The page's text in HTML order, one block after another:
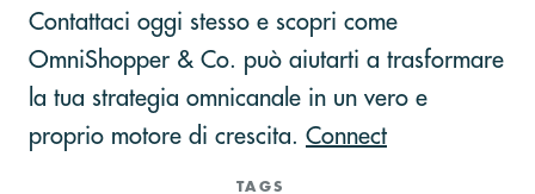
Contattaci oggi stesso e scopri come
OmniShopper & Co. può aiutarti a trasformare
la tua strategia omnicanale in un vero e
proprio motore di crescita. Connect
TAGS